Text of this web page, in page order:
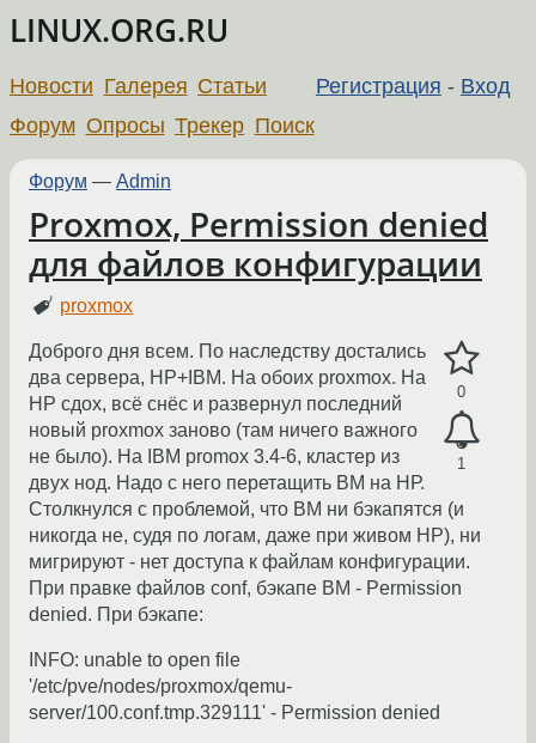
LINUX.ORG.RU
Регистрация - Вход
Новости Галерея Статьи
Форум Опросы Трекер Поиск
Форум — Admin
Proxmox, Permission denied
для файлов конфигурации
proxmox
0
1
Доброго дня всем. По наследству достались
два сервера, HP+IBM. На обоих proxmox. На
НР сдох, всё снёс и развернул последний
новый proxmox заново (там ничего важного
не было). На IBM promox 3.4-6, кластер из
двух нод. Надо с него перетащить ВМ на НР.
Столкнулся с проблемой, что ВМ ни бэкапятся (и
никогда не, судя по логам, даже при живом НР), ни
мигрируют - нет доступа к файлам конфигурации.
При правке файлов conf, бэкапе ВМ - Permission
denied. При бэкапе:
INFO: unable to open file
'/etc/pve/nodes/proxmox/qemu-
server/100.conf.tmp.329111' - Permission denied